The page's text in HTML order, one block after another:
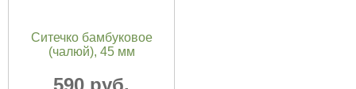
Ситечко бамбуковое
(чалюй), 45 мм
590 руб.